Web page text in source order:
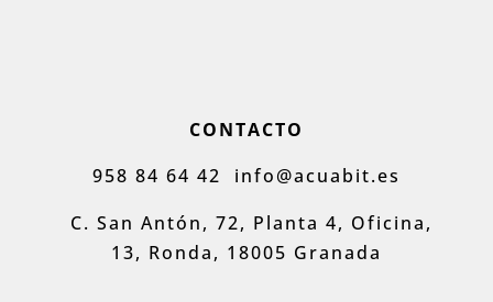
CONTACTO
958 84 64 42 info@acuabit.es
C. San Antón, 72, Planta 4, Oficina,
13, Ronda, 18005 Granada